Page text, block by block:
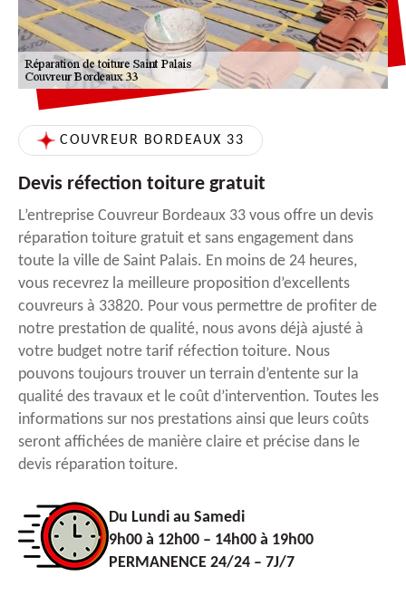
COUVREUR BORDEAUX 33
Devis réfection toiture gratuit
L’entreprise Couvreur Bordeaux 33 vous offre un devis
réparation toiture gratuit et sans engagement dans
toute la ville de Saint Palais. En moins de 24 heures,
vous recevrez la meilleure proposition d’excellents
couvreurs à 33820. Pour vous permettre de profiter de
notre prestation de qualité, nous avons déjà ajusté à
votre budget notre tarif réfection toiture. Nous
pouvons toujours trouver un terrain d’entente sur la
qualité des travaux et le coût d’intervention. Toutes les
informations sur nos prestations ainsi que leurs coûts
seront affichées de manière claire et précise dans le
devis réparation toiture.
Du Lundi au Samedi
9h00 à 12h00 – 14h00 à 19h00
PERMANENCE 24/24 – 7J/7